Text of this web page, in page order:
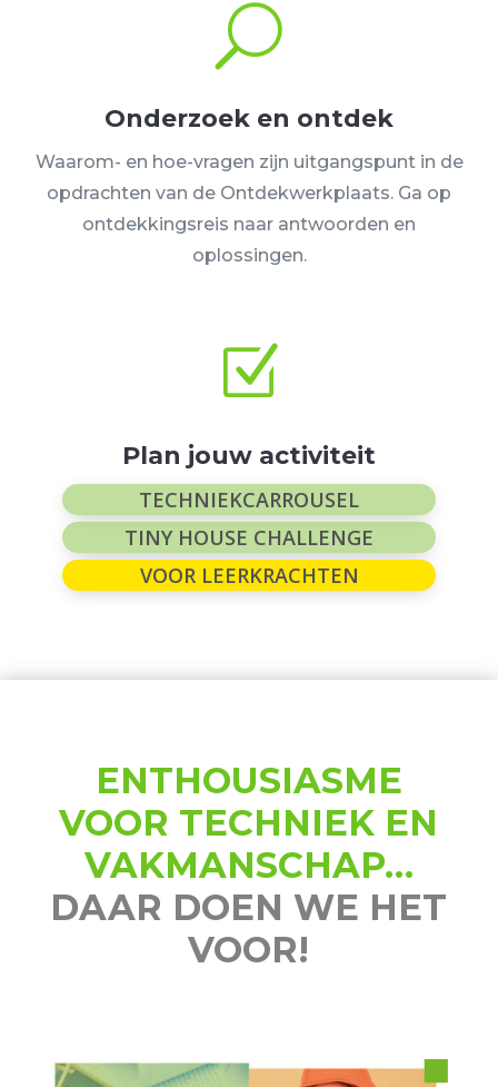
U
Onderzoek en ontdek
Waarom- en hoe-vragen zijn uitgangspunt in de
opdrachten van de Ontdekwerkplaats. Ga op
ontdekkingsreis naar antwoorden en
oplossingen.
Z
Plan jouw activiteit
TECHNIEKCARROUSEL
TINY HOUSE CHALLENGE
VOOR LEERKRACHTEN
ENTHOUSIASME
VOOR TECHNIEK EN
VAKMANSCHAP…
DAAR DOEN WE HET
VOOR!